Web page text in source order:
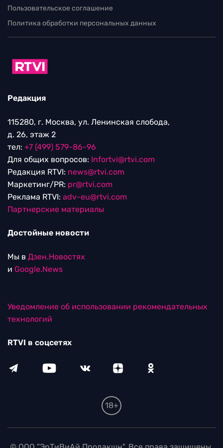
Пользовательское соглашение
Политика обработки персональных данных
Редакция
115280, г. Москва, ул. Ленинская слобода,
д. 26, этаж 2
тел: +7 (499) 579-86-96
Для общих вопросов: Infortvi@rtvi.com
Редакция RTVI: news@rtvi.com
Маркетинг/PR: pr@rtvi.com
Реклама RTVI: adv-eu@rtvi.com
Партнерские материалы
Достойные новости
Мы в Дзен.Новостях
и Google.News
Уведомление об использовании рекомендательных
технологий
RTVI в соцсетях
18+